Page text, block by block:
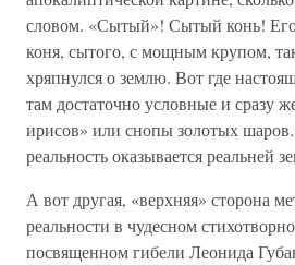
словом. «Сытый»! Сытый конь!
коня, сытого, с мощным крупом,
хряпнулся о землю. Вот где
там достаточно условные и сразу
ирисов» или снопы золотых
реальность оказывается реальней
А вот другая, «верхняя» сторона
реальности в чудесном
посвященном гибели Леонида